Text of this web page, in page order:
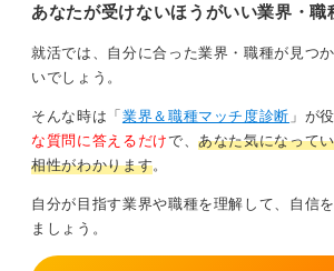
あなたが受けないほうがいい業界・職
就活では、自分に合った業界・職種が見つ
いでしょう。
そんな時は「 業界＆職種マッチ度診断 」が
な質問に答えるだけで、あなた気になって
相性がわかります。
自分が目指す業界や職種を理解して、自信
ましょう。